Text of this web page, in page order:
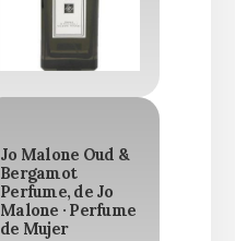
Jo Malone Oud &
Bergamot
Perfume, de Jo
Malone · Perfume
de Mujer